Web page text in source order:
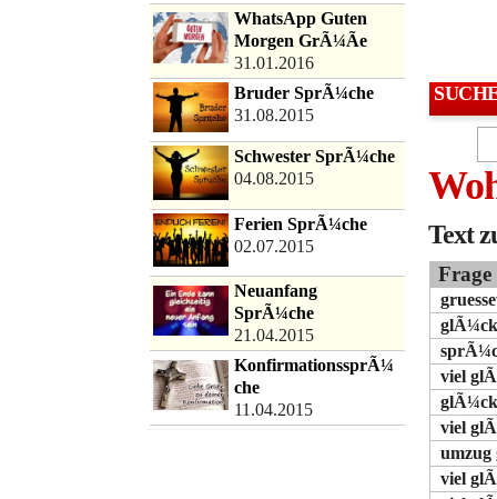
WhatsApp Guten
Morgen GrÃ¼Ãe
31.01.2016
Bruder SprÃ¼che
31.08.2015
Schwester SprÃ¼che
04.08.2015
Ferien SprÃ¼che
02.07.2015
Neuanfang
SprÃ¼che
21.04.2015
KonfirmationssprÃ¼
che
11.04.2015
Text
Frage
viel
viel
umzug
viel